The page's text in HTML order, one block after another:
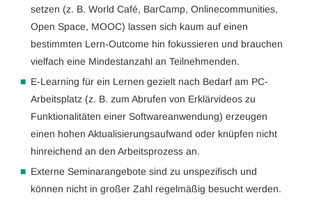
setzen (z. B. World Café, BarCamp, Onlinecommunities,
Open Space, MOOC) lassen sich kaum auf einen
bestimmten Lern-Outcome hin fokussieren und brauchen
vielfach eine Mindestanzahl an Teilnehmenden.
E-Learning für ein Lernen gezielt nach Bedarf am PC-
Arbeitsplatz (z. B. zum Abrufen von Erklärvideos zu
Funktionalitäten einer Softwareanwendung) erzeugen
einen hohen Aktualisierungsaufwand oder knüpfen nicht
hinreichend an den Arbeitsprozess an.
Externe Seminarangebote sind zu unspezifisch und
können nicht in großer Zahl regelmäßig besucht werden.